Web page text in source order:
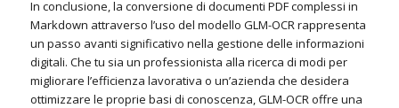
In conclusione, la conversione di documenti PDF complessi in
Markdown attraverso l’uso del modello GLM-OCR rappresenta
un passo avanti significativo nella gestione delle informazioni
digitali. Che tu sia un professionista alla ricerca di modi per
migliorare l’efficienza lavorativa o un’azienda che desidera
ottimizzare le proprie basi di conoscenza, GLM-OCR offre una